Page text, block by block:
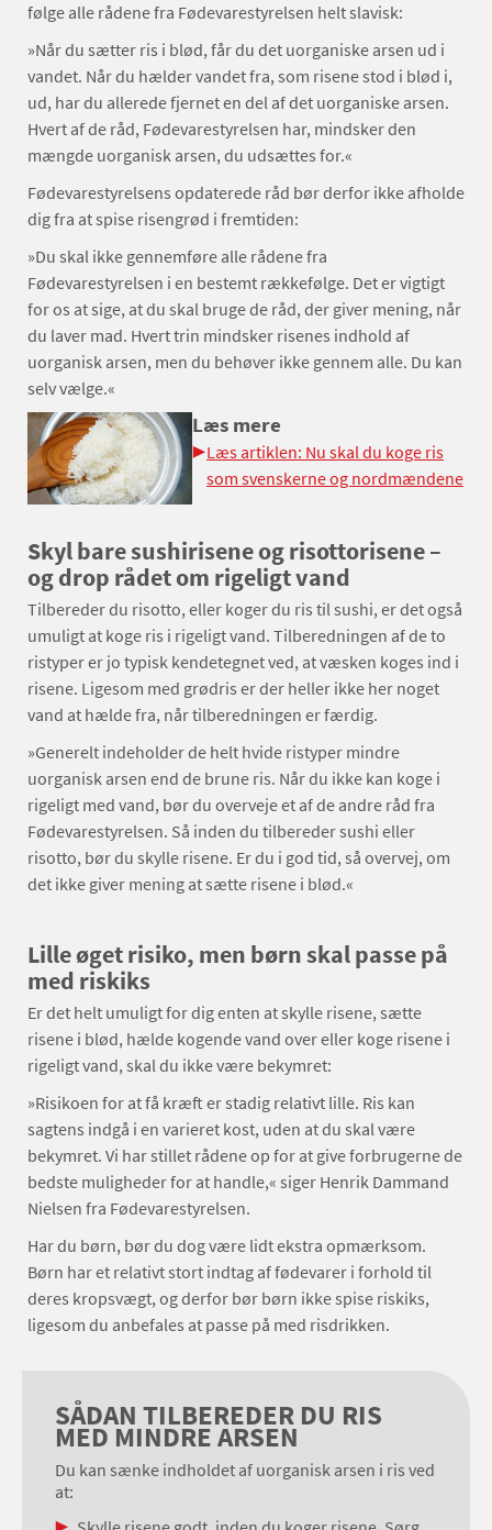
følge alle rådene fra Fødevarestyrelsen helt slavisk:
»Når du sætter ris i blød, får du det uorganiske arsen ud i
vandet. Når du hælder vandet fra, som risene stod i blød i,
ud, har du allerede fjernet en del af det uorganiske arsen.
Hvert af de råd, Fødevarestyrelsen har, mindsker den
mængde uorganisk arsen, du udsættes for.«
Fødevarestyrelsens opdaterede råd bør derfor ikke afholde
dig fra at spise risengrød i fremtiden:
»Du skal ikke gennemføre alle rådene fra
Fødevarestyrelsen i en bestemt rækkefølge. Det er vigtigt
for os at sige, at du skal bruge de råd, der giver mening, når
du laver mad. Hvert trin mindsker risenes indhold af
uorganisk arsen, men du behøver ikke gennem alle. Du kan
selv vælge.«
Læs mere
Læs artiklen: Nu skal du koge ris
som svenskerne og nordmændene
Skyl bare sushirisene og risottorisene –
og drop rådet om rigeligt vand
Tilbereder du risotto, eller koger du ris til sushi, er det også
umuligt at koge ris i rigeligt vand. Tilberedningen af de to
ristyper er jo typisk kendetegnet ved, at væsken koges ind i
risene. Ligesom med grødris er der heller ikke her noget
vand at hælde fra, når tilberedningen er færdig.
»Generelt indeholder de helt hvide ristyper mindre
uorganisk arsen end de brune ris. Når du ikke kan koge i
rigeligt med vand, bør du overveje et af de andre råd fra
Fødevarestyrelsen. Så inden du tilbereder sushi eller
risotto, bør du skylle risene. Er du i god tid, så overvej, om
det ikke giver mening at sætte risene i blød.«
Lille øget risiko, men børn skal passe på
med riskiks
Er det helt umuligt for dig enten at skylle risene, sætte
risene i blød, hælde kogende vand over eller koge risene i
rigeligt vand, skal du ikke være bekymret:
»Risikoen for at få kræft er stadig relativt lille. Ris kan
sagtens indgå i en varieret kost, uden at du skal være
bekymret. Vi har stillet rådene op for at give forbrugerne de
bedste muligheder for at handle,« siger Henrik Dammand
Nielsen fra Fødevarestyrelsen.
Har du børn, bør du dog være lidt ekstra opmærksom.
Børn har et relativt stort indtag af fødevarer i forhold til
deres kropsvægt, og derfor bør børn ikke spise riskiks,
ligesom du anbefales at passe på med risdrikken.
SÅDAN TILBEREDER DU RIS
MED MINDRE ARSEN
Du kan sænke indholdet af uorganisk arsen i ris ved
at: